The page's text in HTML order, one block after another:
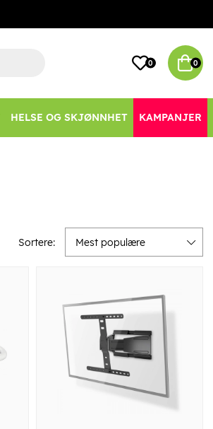
0 0
HELSE OG SKJØNNHET KAMPANJER
Sortere: Mest populære